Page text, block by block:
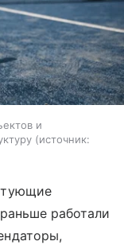
и
источник:
работали